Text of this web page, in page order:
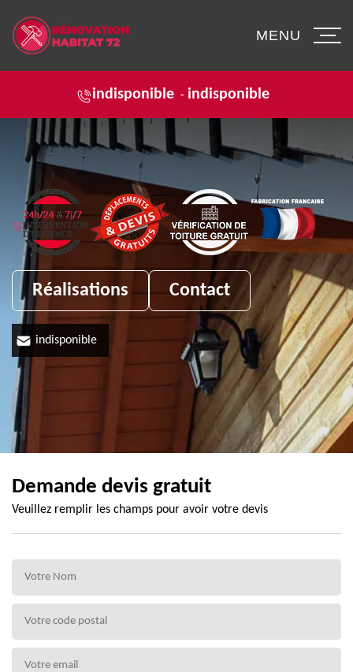
indisponible - indisponible
MENU
Réalisations Contact
indisponible
Demande devis gratuit
Veuillez remplir les champs pour avoir votre devis